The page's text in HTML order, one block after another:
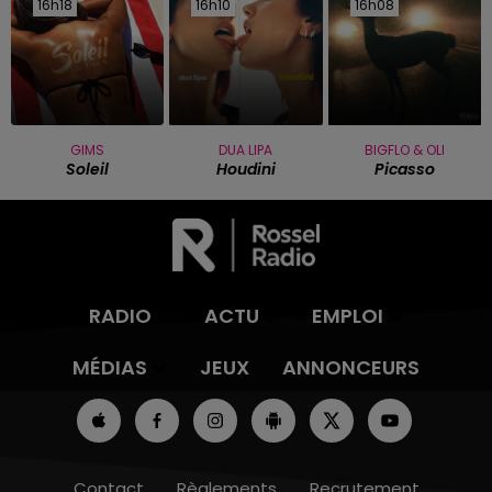
16h18
16h18
GIMS
Soleil
16h10
16h10
DUA LIPA
Houdini
16h08
16h08
BIGFLO & OLI
Picasso
RADIO ACTU
EMPLOI
MÉDIAS
JEUX ANNONCEURS